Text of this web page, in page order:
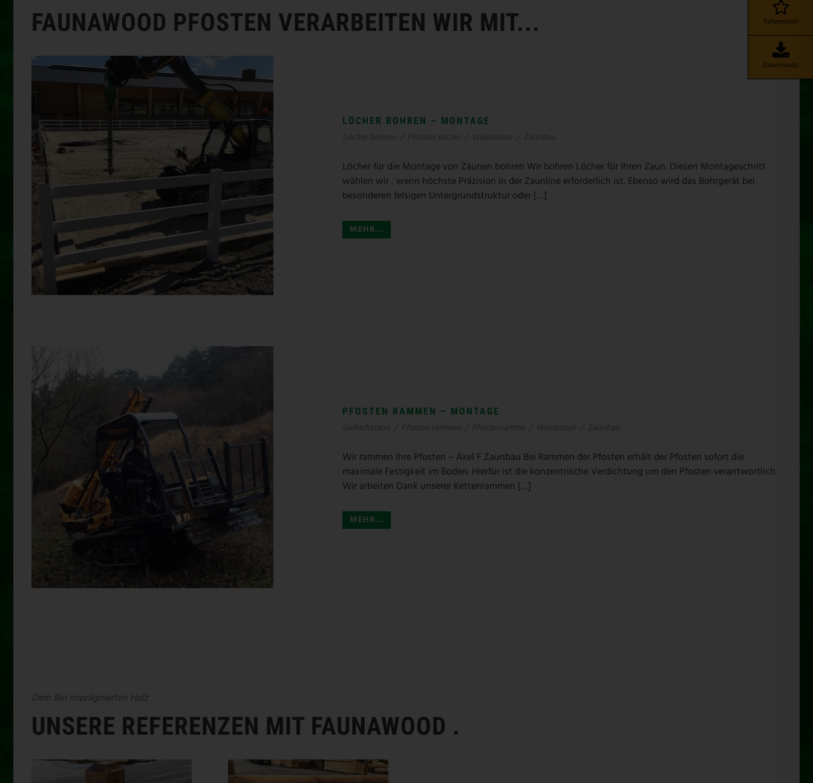
Referenzen
Downloads
FAUNAWOOD PFOSTEN VERARBEITEN WIR MIT...
LÖCHER BOHREN – MONTAGE
Löcher bohren Pfosten setzen Weidezaun Zaunbau
Löcher für die Montage von Zäunen bohren Wir bohren Löcher für Ihren Zaun. Diesen Montageschritt
wählen wir , wenn höchste Präzision in der Zaunline erforderlich ist. Ebenso wird das Bohrgerät bei
besonderen felsigen Untergrundstruktur oder […]
MEHR...
PFOSTEN RAMMEN – MONTAGE
Geflechtzaun Pfosten rammen Pfostenramme Weidezaun Zaunbau
Wir rammen Ihre Pfosten – Axel F Zaunbau Bei Rammen der Pfosten erhält der Pfosten sofort die
maximale Festigkeit im Boden. Hierfür ist die konzentrische Verdichtung um den Pfosten verantwortlich.
Wir arbeiten Dank unserer Kettenrammen […]
MEHR...
Dem Bio imprägnierten Holz
UNSERE REFERENZEN MIT FAUNAWOOD .